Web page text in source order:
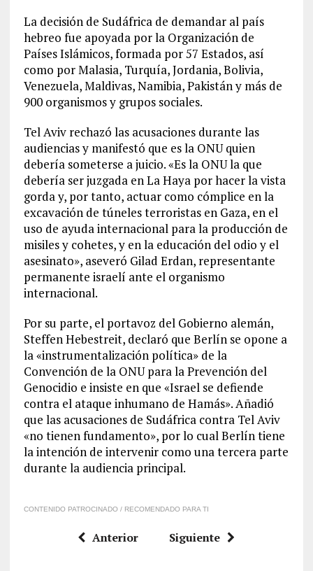
La decisión de Sudáfrica de demandar al país
hebreo fue apoyada por la Organización de
Países Islámicos, formada por 57 Estados, así
como por Malasia, Turquía, Jordania, Bolivia,
Venezuela, Maldivas, Namibia, Pakistán y más de
900 organismos y grupos sociales.
Tel Aviv rechazó las acusaciones durante las
audiencias y manifestó que es la ONU quien
debería someterse a juicio. «Es la ONU la que
debería ser juzgada en La Haya por hacer la vista
gorda y, por tanto, actuar como cómplice en la
excavación de túneles terroristas en Gaza, en el
uso de ayuda internacional para la producción de
misiles y cohetes, y en la educación del odio y el
asesinato», aseveró Gilad Erdan, representante
permanente israelí ante el organismo
internacional.
Por su parte, el portavoz del Gobierno alemán,
Steffen Hebestreit, declaró que Berlín se opone a
la «instrumentalización política» de la
Convención de la ONU para la Prevención del
Genocidio e insiste en que «Israel se defiende
contra el ataque inhumano de Hamás». Añadió
que las acusaciones de Sudáfrica contra Tel Aviv
«no tienen fundamento», por lo cual Berlín tiene
la intención de intervenir como una tercera parte
durante la audiencia principal.
CONTENIDO PATROCINADO / RECOMENDADO PARA TI
Anterior Siguiente